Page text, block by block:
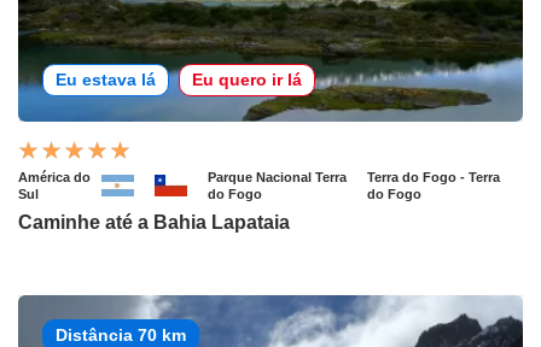
Eu estava lá Eu quero ir lá
América do
Sul
Parque Nacional Terra
do Fogo
Terra do Fogo - Terra
do Fogo
Caminhe até a Bahia Lapataia
Distância 70 km